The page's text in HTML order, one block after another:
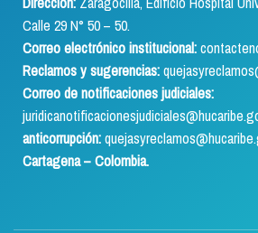
Calle 29 N° 50 – 50.
Correo electrónico institucional:
Reclamos y sugerencias:
Correo de notificaciones judiciales:
anticorrupción:
Cartagena – Colombia.